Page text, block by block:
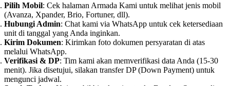
Pilih Mobil: Cek halaman Armada Kami untuk melihat jenis mobil
(Avanza, Xpander, Brio, Fortuner, dll).
Hubungi Admin: Chat kami via WhatsApp untuk cek ketersediaan
unit di tanggal yang Anda inginkan.
Kirim Dokumen: Kirimkan foto dokumen persyaratan di atas
melalui WhatsApp.
Verifikasi & DP: Tim kami akan memverifikasi data Anda (15-30
menit). Jika disetujui, silakan transfer DP (Down Payment) untuk
mengunci jadwal.